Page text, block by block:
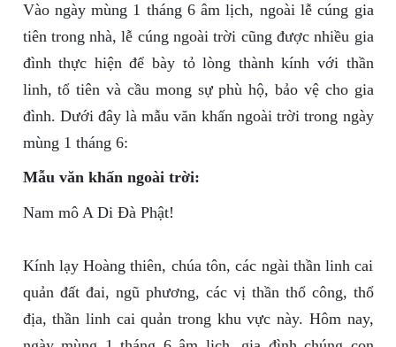
Vào ngày mùng 1 tháng 6 âm lịch, ngoài lễ cúng gia
tiên trong nhà, lễ cúng ngoài trời cũng được nhiều gia
đình thực hiện để bày tỏ lòng thành kính với thần
linh, tổ tiên và cầu mong sự phù hộ, bảo vệ cho gia
đình. Dưới đây là mẫu văn khấn ngoài trời trong ngày
mùng 1 tháng 6:
Mẫu văn khấn ngoài trời:
Nam mô A Di Đà Phật!
Kính lạy Hoàng thiên, chúa tôn, các ngài thần linh cai
quản đất đai, ngũ phương, các vị thần thổ công, thổ
địa, thần linh cai quản trong khu vực này. Hôm nay,